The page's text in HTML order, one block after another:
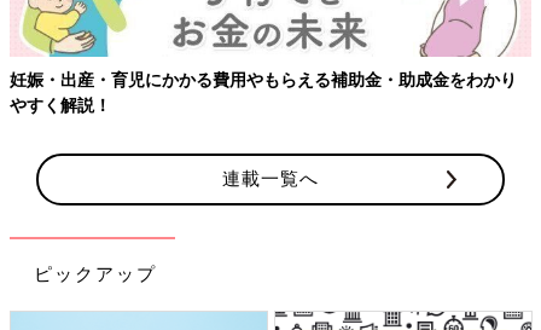
妊娠・出産・育児にかかる費用やもらえる補助金・助成金をわかり
やすく解説！
連載一覧へ
ピックアップ